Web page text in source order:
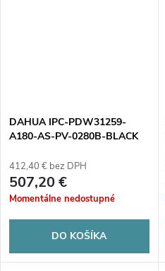
DAHUA IPC-PDW31259-
A180-AS-PV-0280B-BLACK
412,40 € bez DPH
507,20 €
Momentálne nedostupné
DO KOŠÍKA